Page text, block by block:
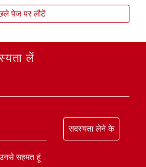
पेज पर लौटें
लें
सदस्यता लेने के
सहमत हूं